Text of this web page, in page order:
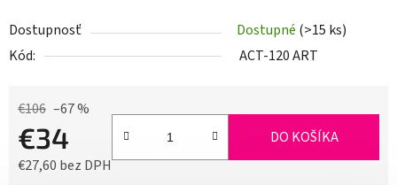
Dostupnosť Dostupné (>15 ks)
Kód:
ACT-120 ART
€106 –67 %
€34
€27,60 bez DPH
DO KOŠÍKA